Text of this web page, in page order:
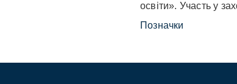
освіти». Участь у
Позначки